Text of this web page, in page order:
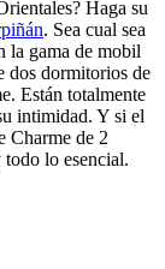
Haga su
. Sea cual sea
la gama de mobil
dos dormitorios de
Están totalmente
intimidad. Y si el
Charme de 2
lo esencial.